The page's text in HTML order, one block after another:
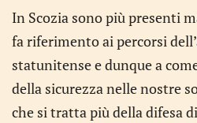
In Scozia sono più presenti
fa riferimento ai percorsi
statunitense e dunque a
della sicurezza nelle nostre
che si tratta più della difesa